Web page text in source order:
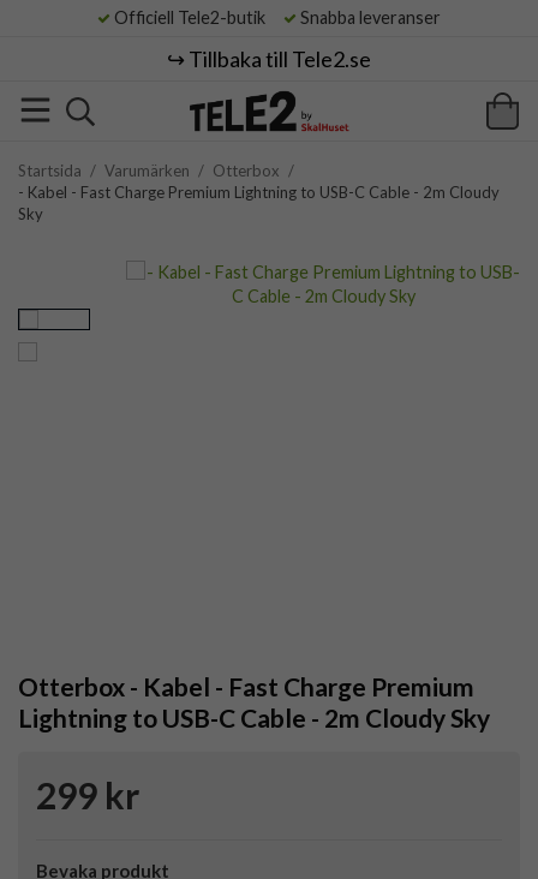
Officiell Tele2-butik Snabba leveranser
↪️ Tillbaka till Tele2.se
Startsida / Varumärken / Otterbox /
- Kabel - Fast Charge Premium Lightning to USB-C Cable - 2m Cloudy
Sky
Otterbox - Kabel - Fast Charge Premium
Lightning to USB-C Cable - 2m Cloudy Sky
299 kr
Bevaka produkt